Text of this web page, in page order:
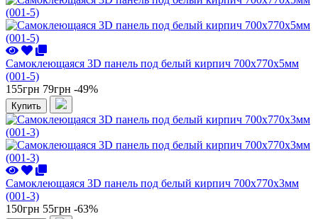
Самоклеющаяся 3D панель под белый кирпич 700x770x5мм
(001-5)
155грн 79грн -49%
Купить
Самоклеющаяся 3D панель под белый кирпич 700x770x3мм
(001-3)
150грн 55грн -63%